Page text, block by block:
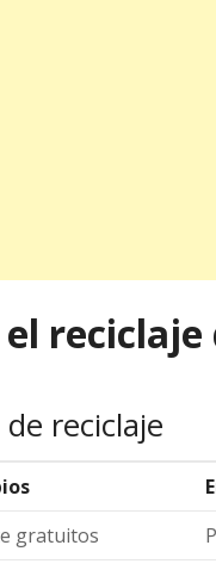
reciclaje
gratuitos